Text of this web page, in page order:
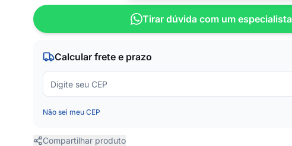
Tirar dúvida com um especialista
Calcular frete e prazo
Não sei meu CEP
Compartilhar produto